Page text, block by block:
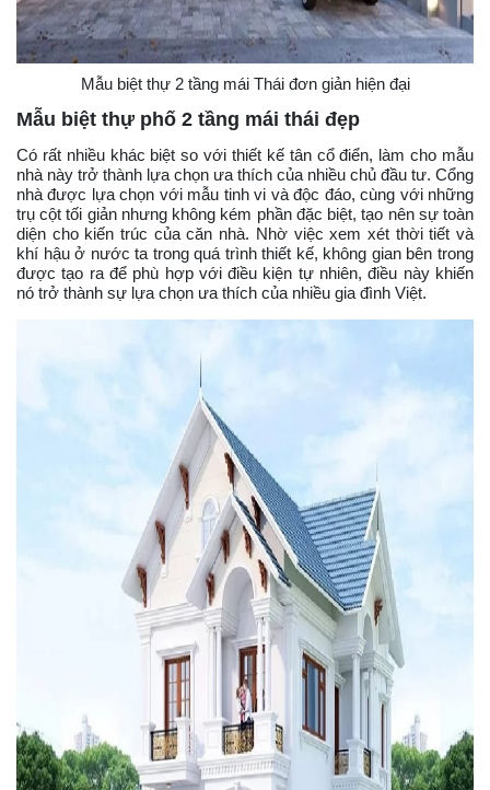
Mẫu biệt thự 2 tầng mái Thái đơn giản hiện đại
Mẫu biệt thự phố 2 tầng mái thái đẹp
Có rất nhiều khác biệt so với thiết kế tân cổ điển, làm cho mẫu
nhà này trở thành lựa chọn ưa thích của nhiều chủ đầu tư. Cổng
nhà được lựa chọn với mẫu tinh vi và độc đáo, cùng với những
trụ cột tối giản nhưng không kém phần đặc biệt, tạo nên sự toàn
diện cho kiến trúc của căn nhà. Nhờ việc xem xét thời tiết và
khí hậu ở nước ta trong quá trình thiết kế, không gian bên trong
được tạo ra để phù hợp với điều kiện tự nhiên, điều này khiến
nó trở thành sự lựa chọn ưa thích của nhiều gia đình Việt.